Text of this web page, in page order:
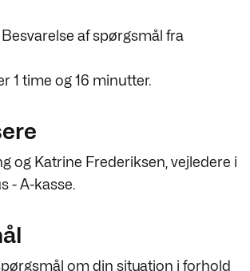
Besvarelse af spørgsmål fra
1 time og 16 minutter.
og Katrine Frederiksen, vejledere i
- A-kasse.
om din situation i forhold